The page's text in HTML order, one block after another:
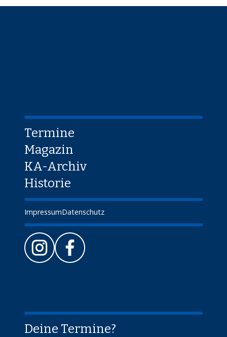
Termine
Magazin
KA-Archiv
Historie
ImpressumDatenschutz
Deine Termine?